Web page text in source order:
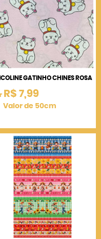
GATINHO CHINES ROSA
R$ 7,99
Valor de 50cm